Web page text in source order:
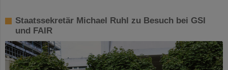
Staatssekretär Michael Ruhl zu Besuch bei GSI
und FAIR